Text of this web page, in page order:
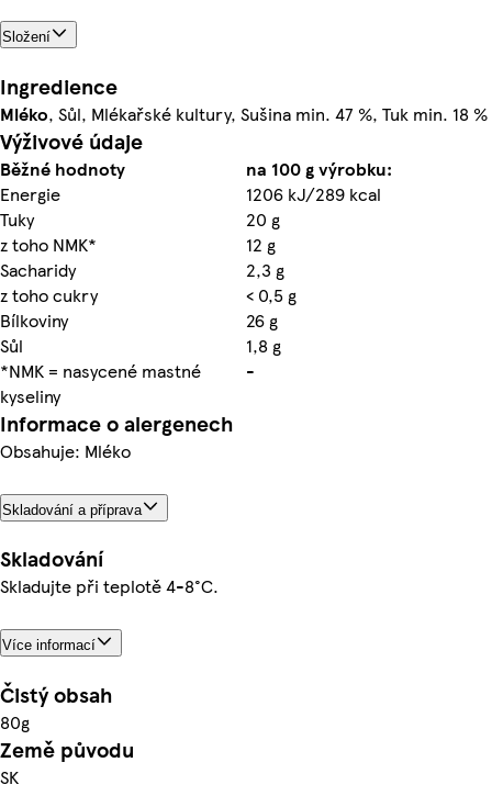
Složení
Ingredience
Mléko, Sůl, Mlékařské kultury, Sušina min. 47 %, Tuk min. 18 %
Výživové údaje
Běžné hodnoty
na 100 g výrobku:
Energie
1206 kJ/289 kcal
Tuky
20 g
z toho NMK*
12 g
Sacharidy
2,3 g
z toho cukry
< 0,5 g
Bílkoviny
26 g
Sůl
1,8 g
*NMK = nasycené mastné
kyseliny
-
Informace o alergenech
Obsahuje: Mléko
Skladování a příprava
Skladování
Skladujte při teplotě 4-8°C.
Více informací
Čistý obsah
80g
Země původu
SK